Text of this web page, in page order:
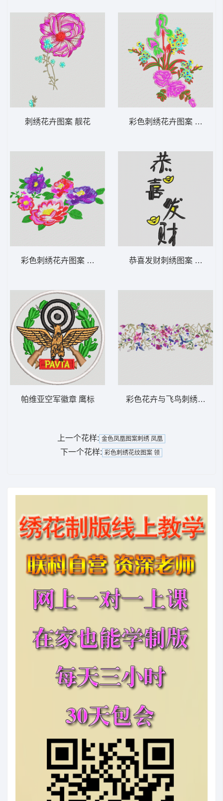
刺绣花卉图案 靓花
彩色刺绣花卉图案 靓花
帕维亚空军徽章 鹰标
彩色刺绣花卉图案 靓花
恭喜发财刺绣图案 字 恭喜
彩色花卉与飞鸟刺绣图案 鸟
上一个花样: 金色凤凰图案刺绣 凤凰
下一个花样: 彩色刺绣花纹图案 领